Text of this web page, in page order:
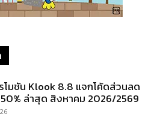
โมชัน Klook 8.8 แจกโค้ดส่วนลด
ล่าสุด สิงหาคม 2026/2569